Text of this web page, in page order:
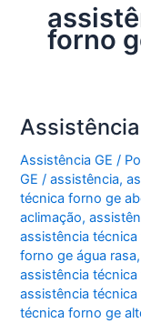
forno
Assistência GE /
GE/assistência,
técnica forno ge
aclimação,
assistência
forno ge água rasa
assistência
assistência
técnica forno ge